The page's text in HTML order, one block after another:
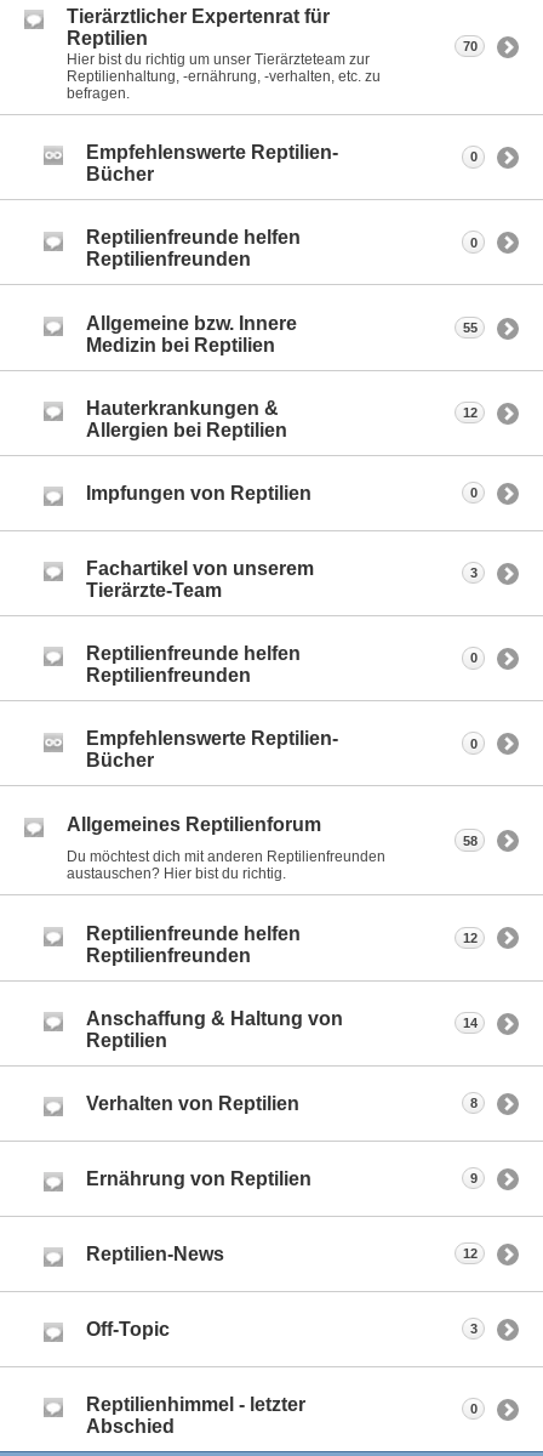
Tierärztlicher Expertenrat für
Reptilien
Hier bist du richtig um unser Tierärzteteam zur
Reptilienhaltung, -ernährung, -verhalten, etc. zu
befragen.
70
Empfehlenswerte Reptilien-
Bücher
0
Reptilienfreunde helfen
Reptilienfreunden
0
Allgemeine bzw. Innere
Medizin bei Reptilien
55
Hauterkrankungen &
Allergien bei Reptilien
12
Impfungen von Reptilien 0
Fachartikel von unserem
Tierärzte-Team
3
Reptilienfreunde helfen
Reptilienfreunden
0
Empfehlenswerte Reptilien-
Bücher
0
Allgemeines Reptilienforum
Du möchtest dich mit anderen Reptilienfreunden
austauschen? Hier bist du richtig.
58
Reptilienfreunde helfen
Reptilienfreunden
12
Anschaffung & Haltung von
Reptilien
14
Verhalten von Reptilien 8
Ernährung von Reptilien 9
Reptilien-News 12
Off-Topic 3
Reptilienhimmel - letzter
Abschied
0